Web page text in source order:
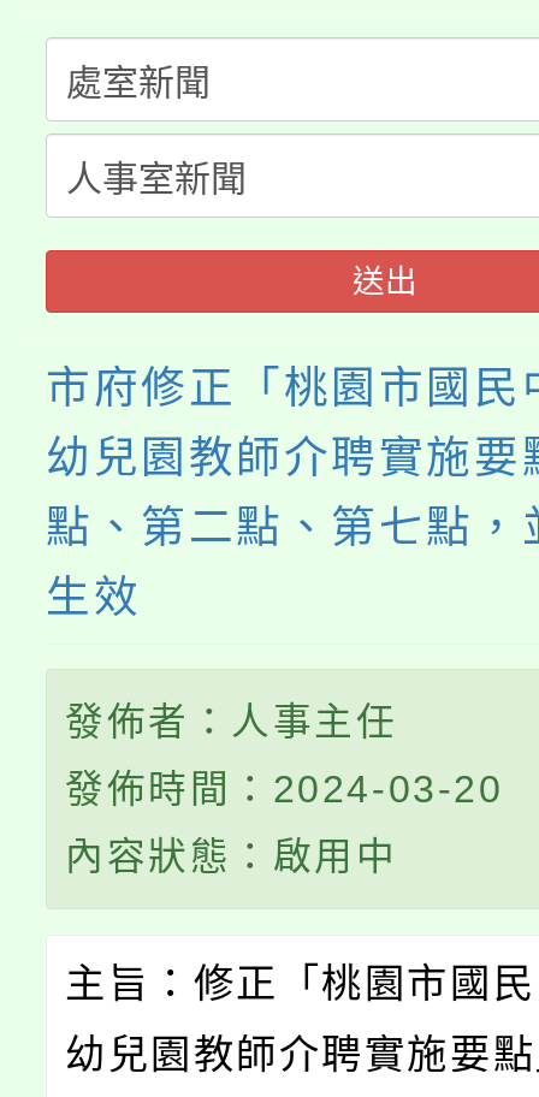
半價優惠，詳情可洽有
者。
份教師增能研習
大溪自造教育及科技中
份教師研習
淨零綠生活教案入校路
會
115年食農教育專業人
程
送出
市府修正「桃園市國民
幼兒園教師介聘實施要
點、第二點、第七點，
生效
發佈者：人事主任
發佈時間：2024-03-20
內容狀態：啟用中
主旨：修正「桃園市國
幼兒園教師介聘實施要